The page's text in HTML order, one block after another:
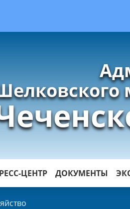
ЦЕНТР ДОКУМЕНТЫ